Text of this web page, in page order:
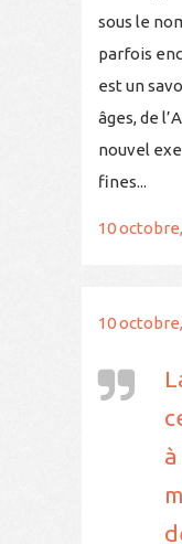
sous le
parfois
est un
âges, de
nouvel
fines...
10
10